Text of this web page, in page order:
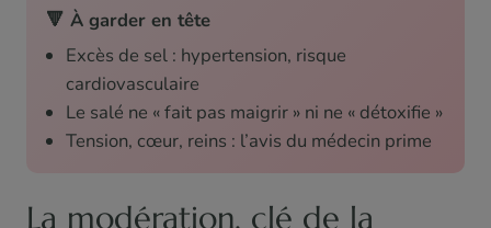
🔻 À garder en tête
Excès de sel : hypertension, risque
cardiovasculaire
Le salé ne « fait pas maigrir » ni ne « détoxifie »
Tension, cœur, reins : l’avis du médecin prime
La modération, clé de la